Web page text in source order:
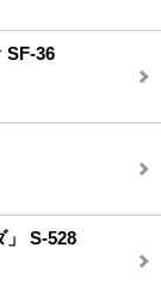
SF-36
S-528